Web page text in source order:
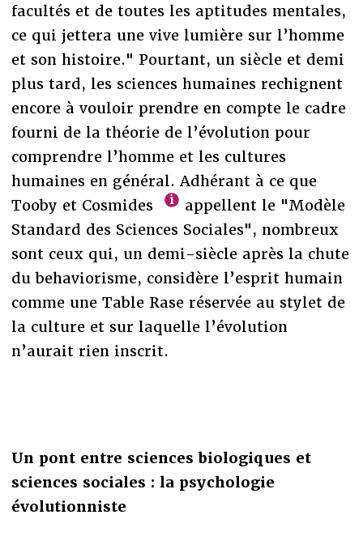
facultés et de toutes les aptitudes mentales,
ce qui jettera une vive lumière sur l’homme
et son histoire." Pourtant, un siècle et demi
plus tard, les sciences humaines rechignent
encore à vouloir prendre en compte le cadre
fourni de la théorie de l’évolution pour
comprendre l’homme et les cultures
humaines en général. Adhérant à ce que
Tooby et Cosmides
appellent le "Modèle
Standard des Sciences Sociales", nombreux
sont ceux qui, un demi-siècle après la chute
du behaviorisme, considère l’esprit humain
comme une Table Rase réservée au stylet de
la culture et sur laquelle l’évolution
n’aurait rien inscrit.
Un pont entre sciences biologiques et
sciences sociales : la psychologie
évolutionniste